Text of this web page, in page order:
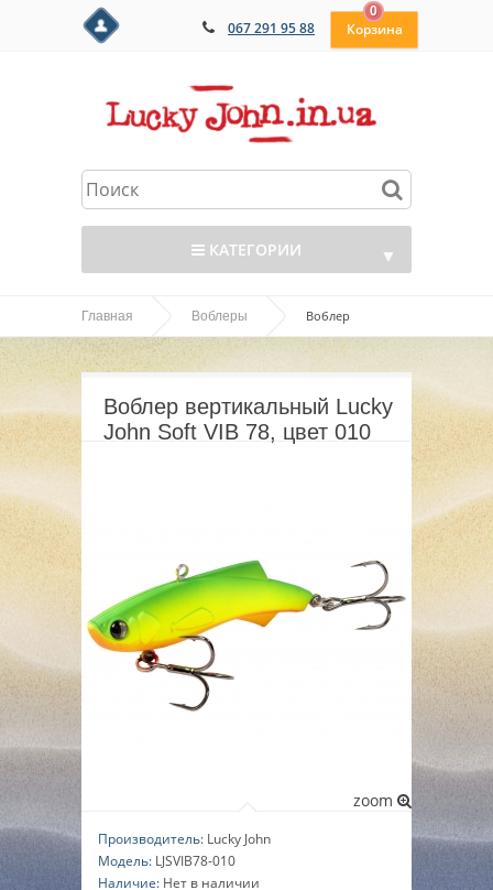
067 291 95 88
0
КАТЕГОРИИ ▼
▼
▼
▼
Главная Воблеры Воблер
вертикальный Lucky John Soft VIB 78, цвет 010
Воблер вертикальный Lucky
John Soft VIB 78, цвет 010
zoom
Производитель: Lucky John
Модель: LJSVIB78-010
Наличие: Нет в наличии